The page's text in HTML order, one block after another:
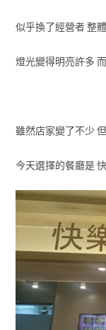
似乎換了經營者 整
燈光變得明亮許多
雖然店家變了不少
今天選擇的餐廳是